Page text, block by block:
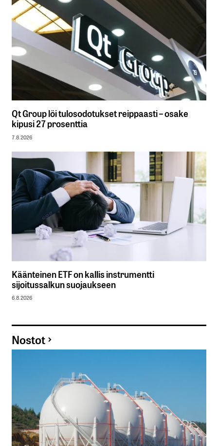
Qt Group löi tulosodotukset reippaasti – osake
kipusi 27 prosenttia
7.8.2026
Käänteinen ETF on kallis instrumentti
sijoitussalkun suojaukseen
6.8.2026
Nostot